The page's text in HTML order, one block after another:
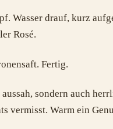
Wasser drauf, kurz
Rosé.
Fertig.
sondern auch
vermisst. Warm ein